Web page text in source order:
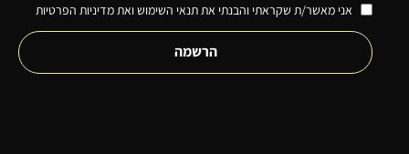
אני מאשר/ת שקראתי והבנתי את תנאי השימוש ואת מדיניות הפרטיות
הרשמה